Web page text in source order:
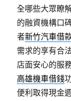
全哪些大眾瞭
的融資機構口
者新竹汽車借
需求的享有合
店面安心的服
高雄機車借錢
便利取得現金